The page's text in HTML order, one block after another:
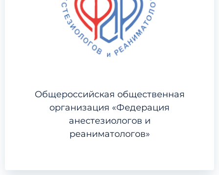
Общероссийская общественная
организация «Федерация
анестезиологов и
реаниматологов»